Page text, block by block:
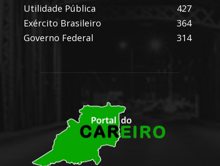
Utilidade Pública
427
Exército Brasileiro
364
Governo Federal
314